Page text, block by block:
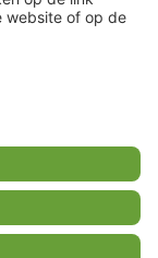
verzendkosten